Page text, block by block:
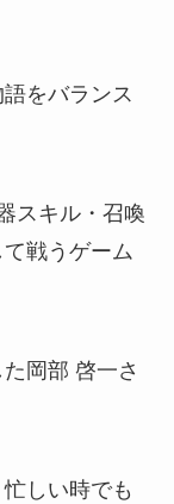
をバランス
スキル・召喚
戦うゲーム
岡部 啓一さ
忙しい時でも